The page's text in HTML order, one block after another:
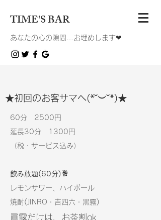
TIME'S BAR
あなたの心の隙間…お埋めします❤︎
★初回のお客サマへ(*˘︶˘*)★
60分 2500円
延長30分 1300円
（税・サービス込み）
飲み放題(60分)🥂
レモンサワー、ハイボール
焼酎(JINRO・吉四六・黒霧)
​眞露だけは、お茶割ok